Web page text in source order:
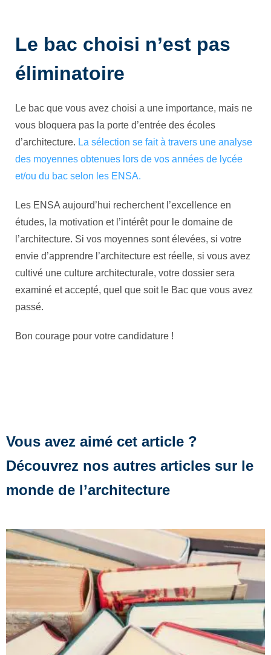
Le bac choisi n’est pas
éliminatoire
Le bac que vous avez choisi a une importance, mais ne
vous bloquera pas la porte d’entrée des écoles
d’architecture. La sélection se fait à travers une analyse
des moyennes obtenues lors de vos années de lycée
et/ou du bac selon les ENSA.
Les ENSA aujourd’hui recherchent l’excellence en
études, la motivation et l’intérêt pour le domaine de
l’architecture. Si vos moyennes sont élevées, si votre
envie d’apprendre l’architecture est réelle, si vous avez
cultivé une culture architecturale, votre dossier sera
examiné et accepté, quel que soit le Bac que vous avez
passé.
Bon courage pour votre candidature !
Vous avez aimé cet article ?
Découvrez nos autres articles sur le
monde de l’architecture